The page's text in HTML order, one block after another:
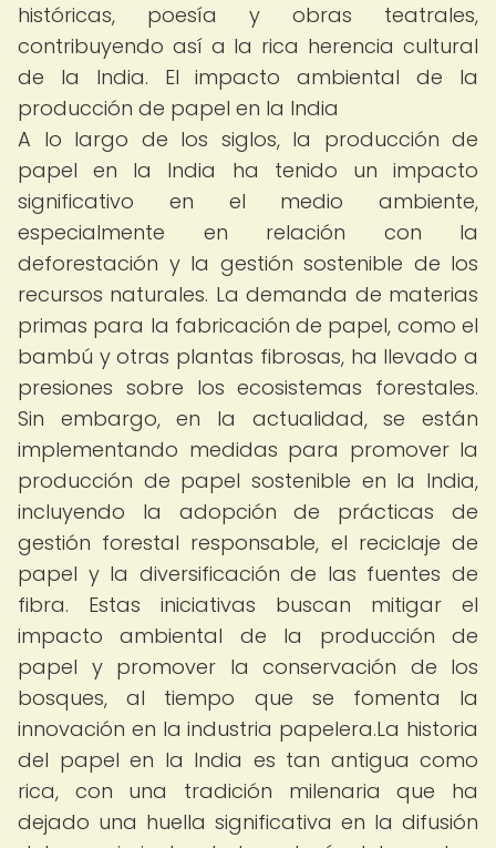
históricas, poesía y obras teatrales,
contribuyendo así a la rica herencia cultural
de la India. El impacto ambiental de la
producción de papel en la India
A lo largo de los siglos, la producción de
papel en la India ha tenido un impacto
significativo en el medio ambiente,
especialmente en relación con la
deforestación y la gestión sostenible de los
recursos naturales. La demanda de materias
primas para la fabricación de papel, como el
bambú y otras plantas fibrosas, ha llevado a
presiones sobre los ecosistemas forestales.
Sin embargo, en la actualidad, se están
implementando medidas para promover la
producción de papel sostenible en la India,
incluyendo la adopción de prácticas de
gestión forestal responsable, el reciclaje de
papel y la diversificación de las fuentes de
fibra. Estas iniciativas buscan mitigar el
impacto ambiental de la producción de
papel y promover la conservación de los
bosques, al tiempo que se fomenta la
innovación en la industria papelera.La historia
del papel en la India es tan antigua como
rica, con una tradición milenaria que ha
dejado una huella significativa en la difusión